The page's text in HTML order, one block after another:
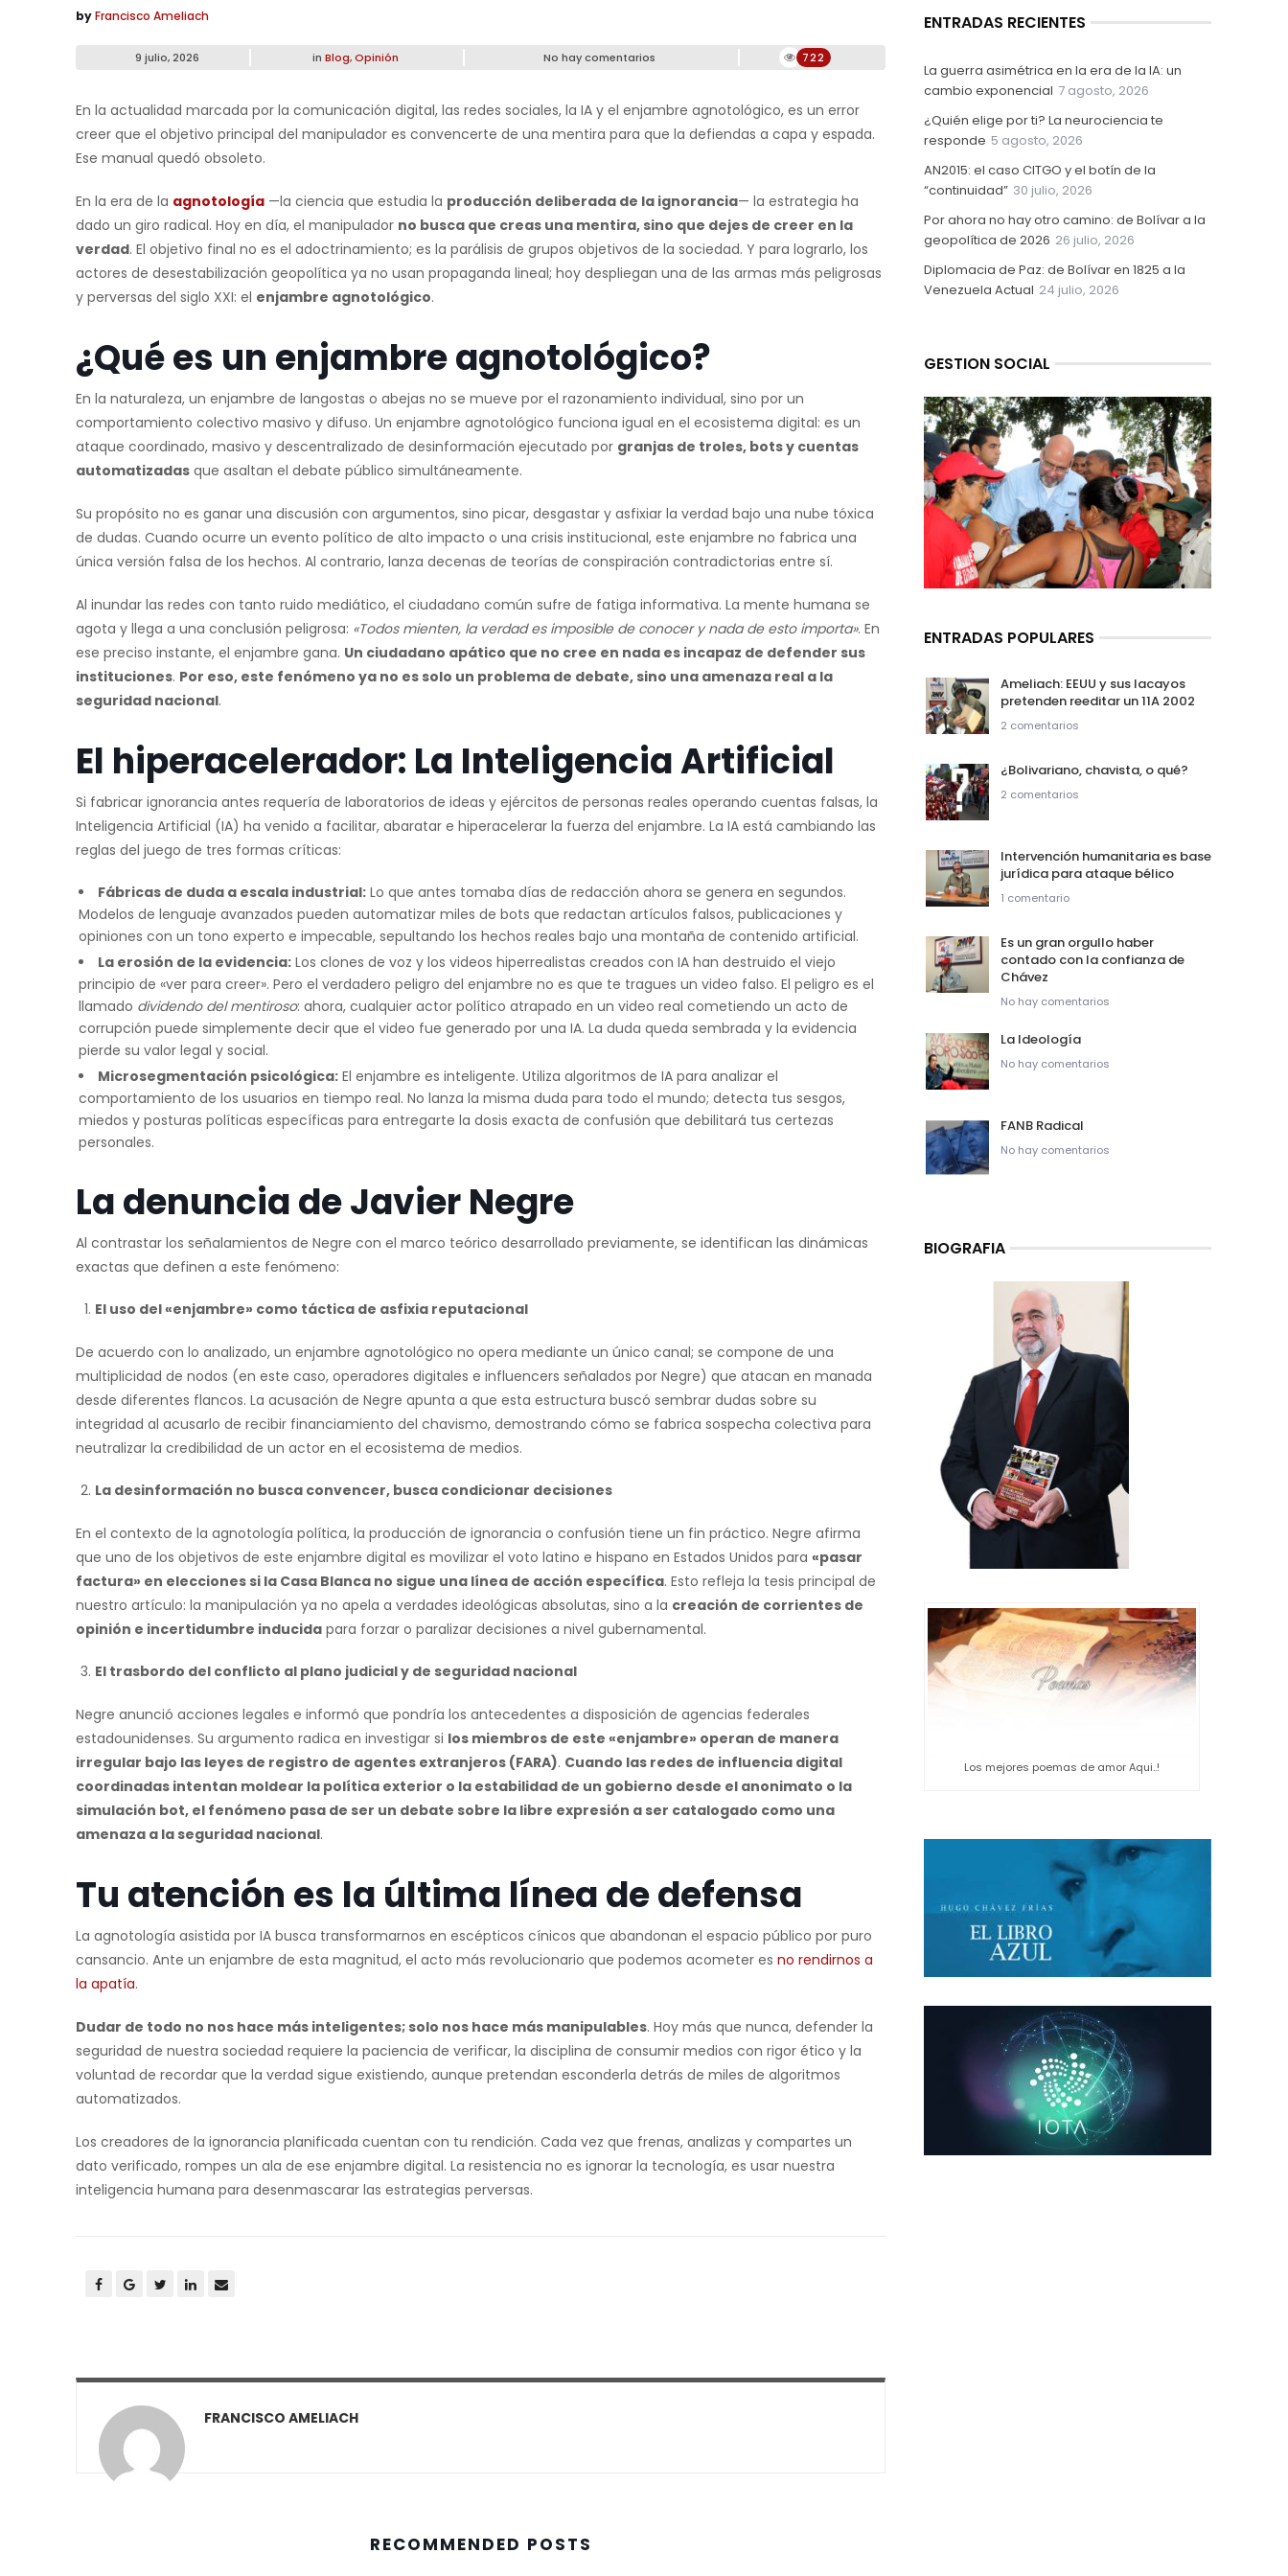
byFrancisco Ameliach
9 julio, 2026 in Blog,Opinión No hay comentarios 722
En la actualidad marcada por la comunicación digital, las redes sociales, la IA y el enjambre agnotológico, es un error
creer que el objetivo principal del manipulador es convencerte de una mentira para que la defiendas a capa y espada.
Ese manual quedó obsoleto.
En la era de la agnotología —la ciencia que estudia la producción deliberada de la ignorancia— la estrategia ha
dado un giro radical. Hoy en día, el manipulador no busca que creas una mentira, sino que dejes de creer en la
verdad. El objetivo final no es el adoctrinamiento; es la parálisis de grupos objetivos de la sociedad. Y para lograrlo, los
actores de desestabilización geopolítica ya no usan propaganda lineal; hoy despliegan una de las armas más peligrosas
y perversas del siglo XXI: el enjambre agnotológico.
¿Qué es un enjambre agnotológico?
En la naturaleza, un enjambre de langostas o abejas no se mueve por el razonamiento individual, sino por un
comportamiento colectivo masivo y difuso. Un enjambre agnotológico funciona igual en el ecosistema digital: es un
ataque coordinado, masivo y descentralizado de desinformación ejecutado por granjas de troles, bots y cuentas
automatizadas que asaltan el debate público simultáneamente.
Su propósito no es ganar una discusión con argumentos, sino picar, desgastar y asfixiar la verdad bajo una nube tóxica
de dudas. Cuando ocurre un evento político de alto impacto o una crisis institucional, este enjambre no fabrica una
única versión falsa de los hechos. Al contrario, lanza decenas de teorías de conspiración contradictorias entre sí.
Al inundar las redes con tanto ruido mediático, el ciudadano común sufre de fatiga informativa. La mente humana se
agota y llega a una conclusión peligrosa: «Todos mienten, la verdad es imposible de conocer y nada de esto importa». En
ese preciso instante, el enjambre gana. Un ciudadano apático que no cree en nada es incapaz de defender sus
instituciones. Por eso, este fenómeno ya no es solo un problema de debate, sino una amenaza real a la
seguridad nacional.
El hiperacelerador: La Inteligencia Artificial
Si fabricar ignorancia antes requería de laboratorios de ideas y ejércitos de personas reales operando cuentas falsas, la
Inteligencia Artificial (IA) ha venido a facilitar, abaratar e hiperacelerar la fuerza del enjambre. La IA está cambiando las
reglas del juego de tres formas críticas:
Fábricas de duda a escala industrial: Lo que antes tomaba días de redacción ahora se genera en segundos.
Modelos de lenguaje avanzados pueden automatizar miles de bots que redactan artículos falsos, publicaciones y
opiniones con un tono experto e impecable, sepultando los hechos reales bajo una montaña de contenido artificial.
La erosión de la evidencia: Los clones de voz y los videos hiperrealistas creados con IA han destruido el viejo
principio de «ver para creer». Pero el verdadero peligro del enjambre no es que te tragues un video falso. El peligro es el
llamado dividendo del mentiroso: ahora, cualquier actor político atrapado en un video real cometiendo un acto de
corrupción puede simplemente decir que el video fue generado por una IA. La duda queda sembrada y la evidencia
pierde su valor legal y social.
Microsegmentación psicológica: El enjambre es inteligente. Utiliza algoritmos de IA para analizar el
comportamiento de los usuarios en tiempo real. No lanza la misma duda para todo el mundo; detecta tus sesgos,
miedos y posturas políticas específicas para entregarte la dosis exacta de confusión que debilitará tus certezas
personales.
La denuncia de Javier Negre
Al contrastar los señalamientos de Negre con el marco teórico desarrollado previamente, se identifican las dinámicas
exactas que definen a este fenómeno:
El uso del «enjambre» como táctica de asfixia reputacional
De acuerdo con lo analizado, un enjambre agnotológico no opera mediante un único canal; se compone de una
multiplicidad de nodos (en este caso, operadores digitales e influencers señalados por Negre) que atacan en manada
desde diferentes flancos. La acusación de Negre apunta a que esta estructura buscó sembrar dudas sobre su
integridad al acusarlo de recibir financiamiento del chavismo, demostrando cómo se fabrica sospecha colectiva para
neutralizar la credibilidad de un actor en el ecosistema de medios.
La desinformación no busca convencer, busca condicionar decisiones
En el contexto de la agnotología política, la producción de ignorancia o confusión tiene un fin práctico. Negre afirma
que uno de los objetivos de este enjambre digital es movilizar el voto latino e hispano en Estados Unidos para «pasar
factura» en elecciones si la Casa Blanca no sigue una línea de acción específica. Esto refleja la tesis principal de
nuestro artículo: la manipulación ya no apela a verdades ideológicas absolutas, sino a la creación de corrientes de
opinión e incertidumbre inducida para forzar o paralizar decisiones a nivel gubernamental.
El trasbordo del conflicto al plano judicial y de seguridad nacional
Negre anunció acciones legales e informó que pondría los antecedentes a disposición de agencias federales
estadounidenses. Su argumento radica en investigar si los miembros de este «enjambre» operan de manera
irregular bajo las leyes de registro de agentes extranjeros (FARA). Cuando las redes de influencia digital
coordinadas intentan moldear la política exterior o la estabilidad de un gobierno desde el anonimato o la
simulación bot, el fenómeno pasa de ser un debate sobre la libre expresión a ser catalogado como una
amenaza a la seguridad nacional.
Tu atención es la última línea de defensa
La agnotología asistida por IA busca transformarnos en escépticos cínicos que abandonan el espacio público por puro
cansancio. Ante un enjambre de esta magnitud, el acto más revolucionario que podemos acometer es no rendirnos a
la apatía.
Dudar de todo no nos hace más inteligentes; solo nos hace más manipulables. Hoy más que nunca, defender la
seguridad de nuestra sociedad requiere la paciencia de verificar, la disciplina de consumir medios con rigor ético y la
voluntad de recordar que la verdad sigue existiendo, aunque pretendan esconderla detrás de miles de algoritmos
automatizados.
Los creadores de la ignorancia planificada cuentan con tu rendición. Cada vez que frenas, analizas y compartes un
dato verificado, rompes un ala de ese enjambre digital. La resistencia no es ignorar la tecnología, es usar nuestra
inteligencia humana para desenmascarar las estrategias perversas.
FRANCISCO AMELIACH
RECOMMENDED POSTS
ENTRADAS RECIENTES
La guerra asimétrica en la era de la IA: un
cambio exponencial 7 agosto, 2026
¿Quién elige por ti? La neurociencia te
responde 5 agosto, 2026
AN2015: el caso CITGO y el botín de la
“continuidad” 30 julio, 2026
Por ahora no hay otro camino: de Bolívar a la
geopolítica de 2026 26 julio, 2026
Diplomacia de Paz: de Bolívar en 1825 a la
Venezuela Actual 24 julio, 2026
GESTION SOCIAL
ENTRADAS POPULARES
Ameliach: EEUU y sus lacayos
pretenden reeditar un 11A 2002
2 comentarios
¿Bolivariano, chavista, o qué?
2 comentarios
Intervención humanitaria es base
jurídica para ataque bélico
1 comentario
Es un gran orgullo haber
contado con la confianza de
Chávez
No hay comentarios
La Ideología
No hay comentarios
FANB Radical
No hay comentarios
BIOGRAFIA
Los mejores poemas de amor Aqui..!